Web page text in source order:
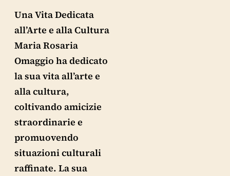
Una Vita Dedicata
all’Arte e alla Cultura
Maria Rosaria
Omaggio ha dedicato
la sua vita all’arte e
alla cultura,
coltivando amicizie
straordinarie e
promuovendo
situazioni culturali
raffinate. La sua